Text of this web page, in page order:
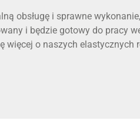
obsługę i sprawne
i będzie gotowy do pracy
więcej o naszych elastycznych